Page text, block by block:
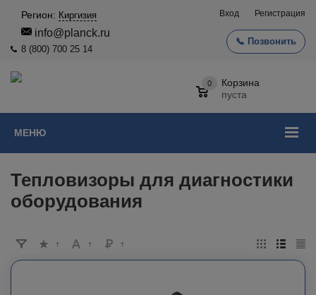
Регион: Киргизия
info@planck.ru
8 (800) 700 25 14
📞 Позвонить
Вход Регистрация
МЕНЮ
0
Корзина
пуста
Тепловизоры для диагностики
оборудования